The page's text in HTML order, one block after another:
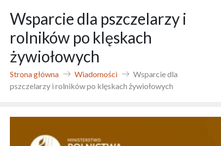
Wsparcie dla pszczelarzy i
rolników po klęskach
żywiołowych
Strona główna Wiadomości
Wsparcie dla
pszczelarzy i rolników po klęskach żywiołowych